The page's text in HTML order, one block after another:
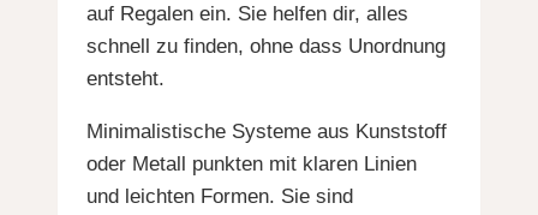
auf Regalen ein. Sie helfen dir, alles
schnell zu finden, ohne dass Unordnung
entsteht.
Minimalistische Systeme aus Kunststoff
oder Metall punkten mit klaren Linien
und leichten Formen. Sie sind